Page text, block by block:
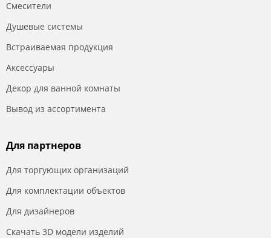
Смесители
Душевые системы
Встраиваемая продукция
Аксессуары
Декор для ванной комнаты
Вывод из ассортимента
Для партнеров
Для торгующих организаций
Для комплектации объектов
Для дизайнеров
Скачать 3D модели изделий